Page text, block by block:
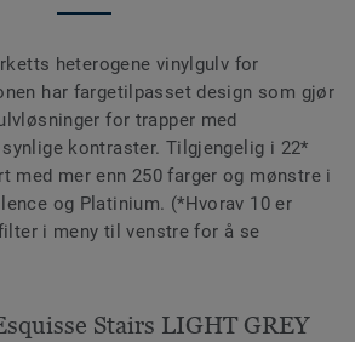
heterogene vinylgulv for
har fargetilpasset design som gjør
for trapper med
kontraster. Tilgjengelig i 22*
med mer enn 250 farger og mønstre i
og Platinium. (*Hvorav 10 er
i meny til venstre for å se
Stairs LIGHT GREY